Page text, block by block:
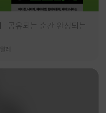
공유되는 순간 완성되는
알레